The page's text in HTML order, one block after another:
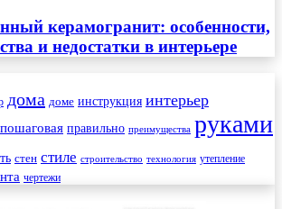
керамогранит: особенности,
и недостатки в интерьере
дома доме инструкция интерьер
пошаговая правильно преимущества руками
стен стиле строительство технология утепление
чертежи